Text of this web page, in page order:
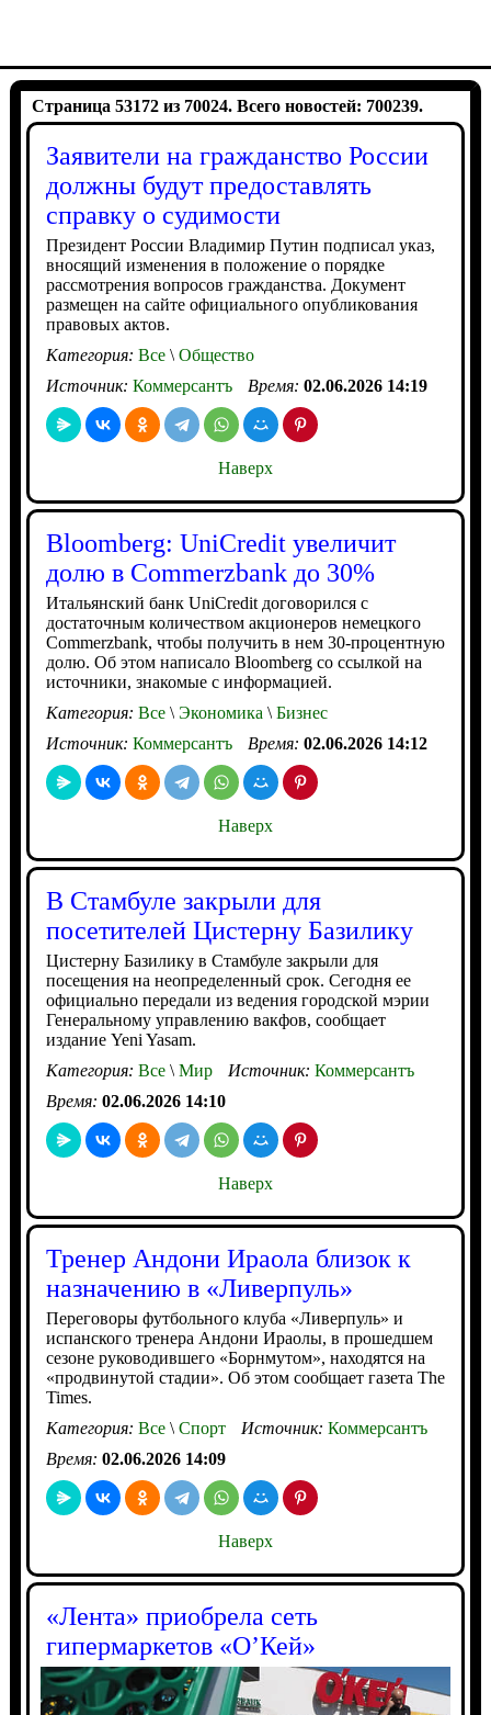
Страница 53172 из 70024. Всего новостей: 700239.
Заявители на гражданство России
должны будут предоставлять
справку о судимости
Президент России Владимир Путин подписал указ,
вносящий изменения в положение о порядке
рассмотрения вопросов гражданства. Документ
размещен на сайте официального опубликования
правовых актов.
Категория: Все\Общество
Источник: Коммерсантъ Время: 02.06.2026 14:19
Наверх
Bloomberg: UniCredit увеличит
долю в Commerzbank до 30%
Итальянский банк UniCredit договорился с
достаточным количеством акционеров немецкого
Commerzbank, чтобы получить в нем 30-процентную
долю. Об этом написало Bloomberg со ссылкой на
источники, знакомые с информацией.
Категория: Все\Экономика \Бизнес
Источник: Коммерсантъ Время: 02.06.2026 14:12
Наверх
В Стамбуле закрыли для
посетителей Цистерну Базилику
Цистерну Базилику в Стамбуле закрыли для
посещения на неопределенный срок. Сегодня ее
официально передали из ведения городской мэрии
Генеральному управлению вакфов, сообщает
издание Yeni Yasam.
Категория: Все\Мир Источник: Коммерсантъ
Время: 02.06.2026 14:10
Наверх
Тренер Андони Ираола близок к
назначению в «Ливерпуль»
Переговоры футбольного клуба «Ливерпуль» и
испанского тренера Андони Ираолы, в прошедшем
сезоне руководившего «Борнмутом», находятся на
«продвинутой стадии». Об этом сообщает газета The
Times.
Категория: Все\Спорт Источник: Коммерсантъ
Время: 02.06.2026 14:09
Наверх
«Лента» приобрела сеть
гипермаркетов «О’Кей»